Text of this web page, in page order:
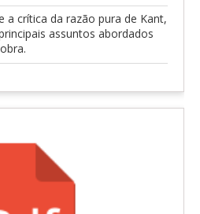
a crítica da razão pura de Kant,
assuntos abordados